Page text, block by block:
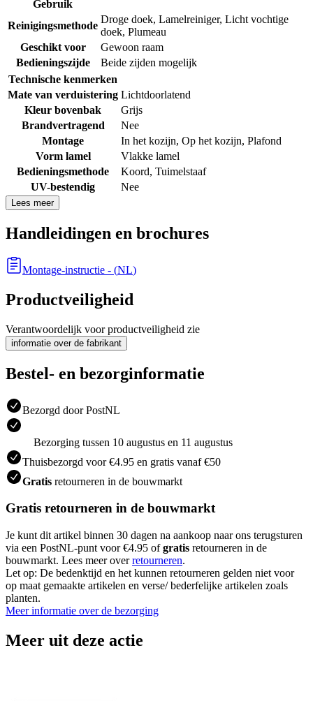
Gebruik
Reinigingsmethode
Droge doek, Lamelreiniger, Licht vochtige
doek, Plumeau
Geschikt voor
Gewoon raam
Bedieningszijde
Beide zijden mogelijk
Technische kenmerken
Mate van verduistering Lichtdoorlatend
Kleur bovenbak
Grijs
Brandvertragend
Nee
Montage
In het kozijn, Op het kozijn, Plafond
Vorm lamel
Vlakke lamel
Bedieningsmethode
Koord, Tuimelstaaf
UV-bestendig
Nee
Lees meer
Handleidingen en brochures
Montage-instructie - (NL)
Productveiligheid
Verantwoordelijk voor productveiligheid zie
informatie over de fabrikant
Bestel- en bezorginformatie
Bezorgd door PostNL
Bezorging tussen 10 augustus en 11 augustus
Thuisbezorgd voor €4.95 en gratis vanaf €50
Gratis retourneren in de bouwmarkt
Gratis retourneren in de bouwmarkt
Je kunt dit artikel binnen 30 dagen na aankoop naar ons terugsturen
via een PostNL-punt voor €4.95 ofgratis retourneren in de
bouwmarkt. Lees meer overretourneren.
Let op: De bedenktijd en het kunnen retourneren gelden niet voor
op maat gemaakte artikelen en verse/ bederfelijke artikelen zoals
planten.
Meer informatie over de bezorging
Meer uit deze actie